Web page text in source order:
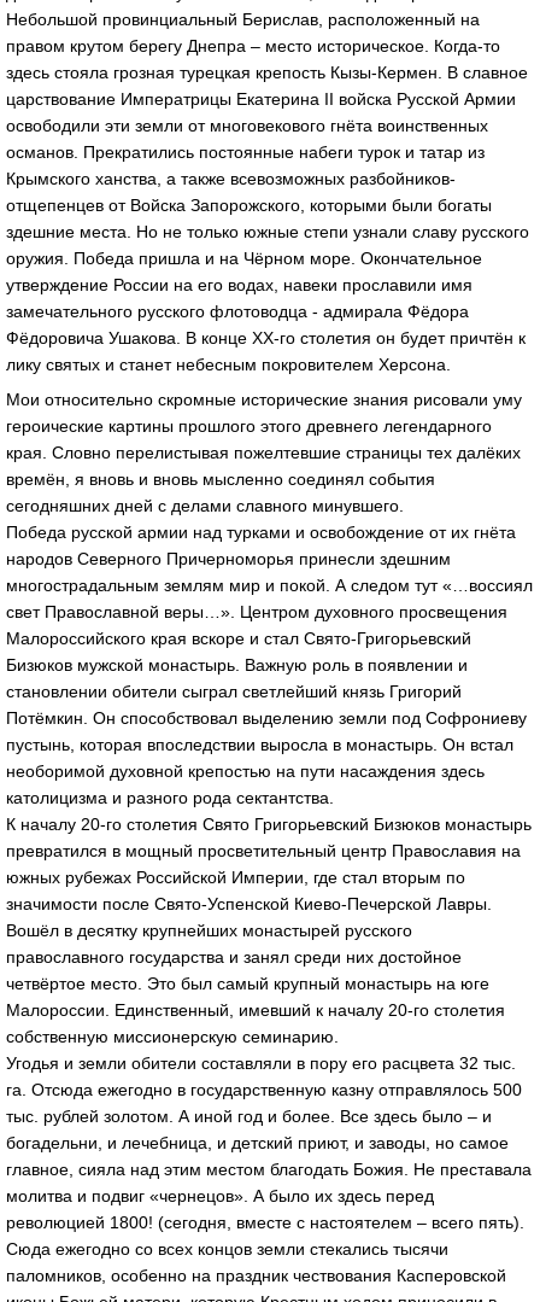
Небольшой провинциальный Берислав, расположенный на
правом крутом берегу Днепра – место историческое. Когда-то
здесь стояла грозная турецкая крепость Кызы-Кермен. В славное
царствование Императрицы Екатерина ІІ войска Русской Армии
освободили эти земли от многовекового гнёта воинственных
османов. Прекратились постоянные набеги турок и татар из
Крымского ханства, а также всевозможных разбойников-
отщепенцев от Войска Запорожского, которыми были богаты
здешние места. Но не только южные степи узнали славу русского
оружия. Победа пришла и на Чёрном море. Окончательное
утверждение России на его водах, навеки прославили имя
замечательного русского флотоводца - адмирала Фёдора
Фёдоровича Ушакова. В конце ХХ-го столетия он будет причтён к
лику святых и станет небесным покровителем Херсона.
Мои относительно скромные исторические знания рисовали уму
героические картины прошлого этого древнего легендарного
края. Словно перелистывая пожелтевшие страницы тех далёких
времён, я вновь и вновь мысленно соединял события
сегодняшних дней с делами славного минувшего.
Победа русской армии над турками и освобождение от их гнёта
народов Северного Причерноморья принесли здешним
многострадальным землям мир и покой. А следом тут «…воссиял
свет Православной веры…». Центром духовного просвещения
Малороссийского края вскоре и стал Свято-Григорьевский
Бизюков мужской монастырь. Важную роль в появлении и
становлении обители сыграл светлейший князь Григорий
Потёмкин. Он способствовал выделению земли под Софрониеву
пустынь, которая впоследствии выросла в монастырь. Он встал
необоримой духовной крепостью на пути насаждения здесь
католицизма и разного рода сектантства.
К началу 20-го столетия Свято Григорьевский Бизюков монастырь
превратился в мощный просветительный центр Православия на
южных рубежах Российской Империи, где стал вторым по
значимости после Свято-Успенской Киево-Печерской Лавры.
Вошёл в десятку крупнейших монастырей русского
православного государства и занял среди них достойное
четвёртое место. Это был самый крупный монастырь на юге
Малороссии. Единственный, имевший к началу 20-го столетия
собственную миссионерскую семинарию.
Угодья и земли обители составляли в пору его расцвета 32 тыс.
га. Отсюда ежегодно в государственную казну отправлялось 500
тыс. рублей золотом. А иной год и более. Все здесь было – и
богадельни, и лечебница, и детский приют, и заводы, но самое
главное, сияла над этим местом благодать Божия. Не преставала
молитва и подвиг «чернецов». А было их здесь перед
революцией 1800! (сегодня, вместе с настоятелем – всего пять).
Сюда ежегодно со всех концов земли стекались тысячи
паломников, особенно на праздник чествования Касперовской